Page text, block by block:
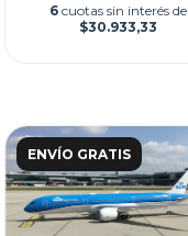
6 cuotas sin interés de
$30.933,33
ENVÍO GRATIS